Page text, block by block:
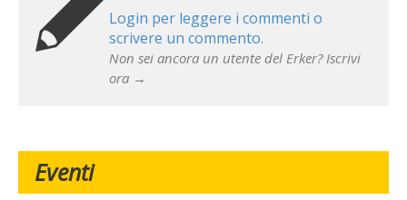
Login per leggere i commenti o
scrivere un commento.
Non sei ancora un utente del Erker? Iscrivi
ora →
Eventi